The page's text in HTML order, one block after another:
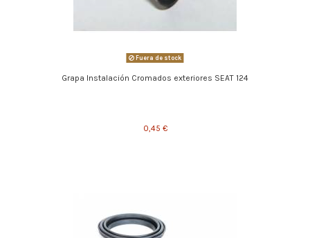
Fuera de stock
Grapa Instalación Cromados exteriores SEAT 124
0,45 €